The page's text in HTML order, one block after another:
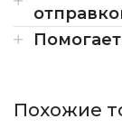
Похожие